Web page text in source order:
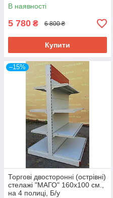
В наявності
5 780 ₴ 6 800 ₴
Купити
–15%
Торгові двосторонні (острівні)
стелажі "МАГО" 160х100 см.,
на 4 полиці, Б/у